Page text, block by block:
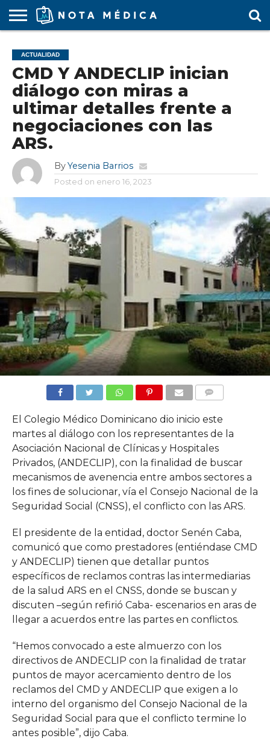
MÉDICA
ARS
ARTÍCULO
ACTUALIDAD
COLEGIO
MÉDICO
COVID-
19
EDUCACIÓN
MÉDICA
ESTUDIANTES
FARMACÉUTICAS
GUBERNAMENTAL
HOSPITALES
Y CLÍNICAS
MARKETING
MÉDICO
RESIDENTES
SALUD
LABORAL
SOCIEDADES
MÉDICAS
TURISMO
MÉDICO
VÍDEOS
ACTUALIDAD
CMD Y ANDECLIP inician
diálogo con miras a
ultimar detalles frente a
negociaciones con las
ARS.
ByYesenia Barrios
Posted on enero 16, 2023
El Colegio Médico Dominicano dio inicio este
martes al diálogo con los representantes de la
Asociación Nacional de Clínicas y Hospitales
Privados, (ANDECLIP), con la finalidad de buscar
mecanismos de avenencia entre ambos sectores a
los fines de solucionar, vía el Consejo Nacional de la
Seguridad Social (CNSS), el conflicto con las ARS.
El presidente de la entidad, doctor Senén Caba,
comunicó que como prestadores (entiéndase CMD
y ANDECLIP) tienen que detallar puntos
específicos de reclamos contras las intermediarias
de la salud ARS en el CNSS, donde se buscan y
discuten –según refirió Caba- escenarios en aras de
llegar a acuerdos entre las partes en conflictos.
“Hemos convocado a este almuerzo con los
directivos de ANDECLIP con la finalidad de tratar
puntos de mayor acercamiento dentro de los
reclamos del CMD y ANDECLIP que exigen a lo
interno del organismo del Consejo Nacional de la
Seguridad Social para que el conflicto termine lo
antes posible”, dijo Caba.